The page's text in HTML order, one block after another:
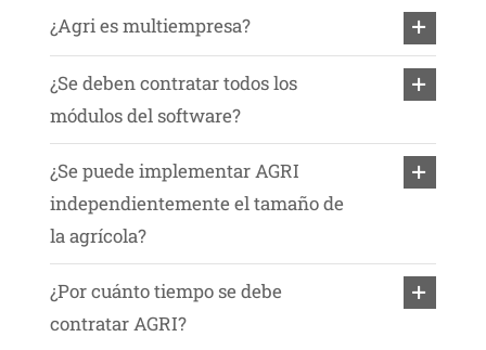
¿Agri es multiempresa?
¿Se deben contratar todos los
módulos del software?
¿Se puede implementar AGRI
independientemente el tamaño de
la agrícola?
¿Por cuánto tiempo se debe
contratar AGRI?